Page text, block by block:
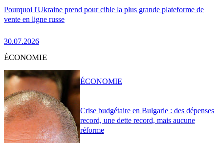
Pourquoi l'Ukraine prend pour cible la plus grande plateforme de
vente en ligne russe
30.07.2026
ÉCONOMIE
Crise budgétaire en Bulgarie : des dépenses
record, une dette record, mais aucune
réforme
ÉCONOMIE